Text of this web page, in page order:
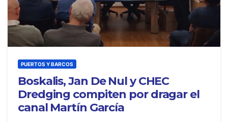
PUERTOS Y BARCOS
Boskalis, Jan De Nul y CHEC
Dredging compiten por dragar el
canal Martín García